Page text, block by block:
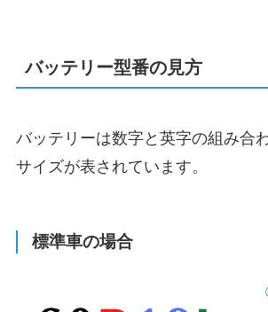
バッテリー型番の見方
バッテリーは数字と英字の組み合
サイズが表されています。
標準車の場合